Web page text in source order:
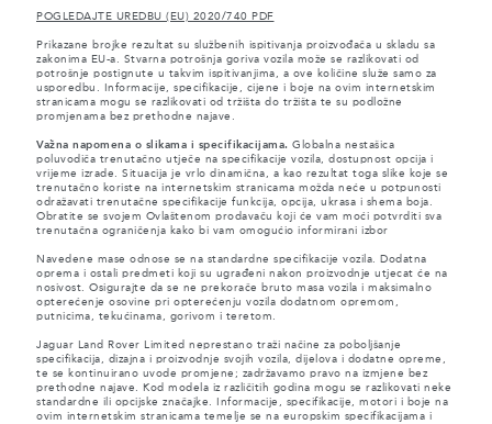
POGLEDAJTE UREDBU (EU) 2020/740 PDF
Prikazane brojke rezultat su službenih ispitivanja proizvođača u skladu sa
zakonima EU-a. Stvarna potrošnja goriva vozila može se razlikovati od
potrošnje postignute u takvim ispitivanjima, a ove količine služe samo za
usporedbu. Informacije, specifikacije, cijene i boje na ovim internetskim
stranicama mogu se razlikovati od tržišta do tržišta te su podložne
promjenama bez prethodne najave.
Važna napomena o slikama i specifikacijama. Globalna nestašica
poluvodiča trenutačno utječe na specifikacije vozila, dostupnost opcija i
vrijeme izrade. Situacija je vrlo dinamična, a kao rezultat toga slike koje se
trenutačno koriste na internetskim stranicama možda neće u potpunosti
odražavati trenutačne specifikacije funkcija, opcija, ukrasa i shema boja.
Obratite se svojem Ovlaštenom prodavaču koji će vam moći potvrditi sva
trenutačna ograničenja kako bi vam omogućio informirani izbor
Navedene mase odnose se na standardne specifikacije vozila. Dodatna
oprema i ostali predmeti koji su ugrađeni nakon proizvodnje utjecat će na
nosivost. Osigurajte da se ne prekorače bruto masa vozila i maksimalno
opterećenje osovine pri opterećenju vozila dodatnom opremom,
putnicima, tekućinama, gorivom i teretom.
Jaguar Land Rover Limited neprestano traži načine za poboljšanje
specifikacija, dizajna i proizvodnje svojih vozila, dijelova i dodatne opreme,
te se kontinuirano uvode promjene; zadržavamo pravo na izmjene bez
prethodne najave. Kod modela iz različitih godina mogu se razlikovati neke
standardne ili opcijske značajke. Informacije, specifikacije, motori i boje na
ovim internetskim stranicama temelje se na europskim specifikacijama i